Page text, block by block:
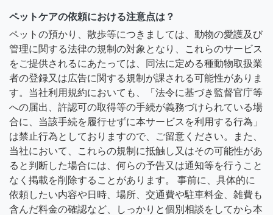
ペットケアの依頼における注意点は？
ペットの預かり、散歩等につきましては、動物の愛護及び
管理に関する法律の規制の対象となり、これらのサービス
をご提供されるにあたっては、同法に定める種動物取扱業
者の登録又は広告に関する規制が課される可能性がありま
す。当社利用規約においても、「法令に基づき監督官庁等
への届出、許認可の取得等の手続が義務づけられている場
合に、当該手続を履行せずに本サービスを利用する行為」
は禁止行為としておりますので、ご留意ください。また、
当社において、これらの規制に抵触し又はその可能性があ
ると判断した場合には、何らの予告又は通知等を行うこと
なく掲載を削除することがあります。 事前に、具体的に
依頼したい内容や日時、場所、交通費や駐車料金、雑費も
含んだ料金の確認など、しっかりと個別相談をしてから本